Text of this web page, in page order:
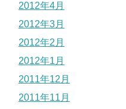
2012年4月
2012年3月
2012年2月
2012年1月
2011年12月
2011年11月